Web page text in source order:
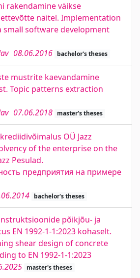
rakendamine väikse
näitel. Implementation
small software development
08.06.2016 bachelor's theses
mustrite kaevandamine
Topic patterns extraction
07.06.2018 master's theses
OÜ Jazz
of the enterprise on the
Pesulad.
предприятия на примере
bachelor's theses
põikjõu- ja
EN 1992-1-1:2023 kohaselt.
shear design of concrete
to EN 1992-1-1:2023
master's theses